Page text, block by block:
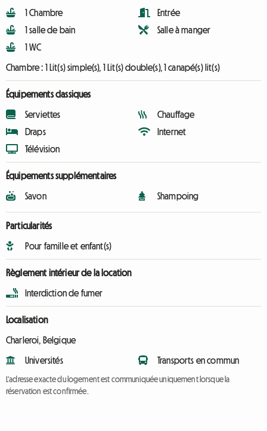
1 Chambre
1 salle de bain
1 WC
Entrée
Salle à manger
Chambre : 1 Lit(s) simple(s), 1 Lit(s) double(s), 1 canapé(s) lit(s)
Équipements classiques
Serviettes
Draps
Télévision
Chauffage
Internet
Équipements supplémentaires
Savon Shampoing
Particularités
Pour famille et enfant(s)
Règlement intérieur de la location
Interdiction de fumer
Localisation
Charleroi, Belgique
Universités Transports en commun
L'adresse exacte du logement est communiquée uniquement lorsque la
réservation est confirmée.